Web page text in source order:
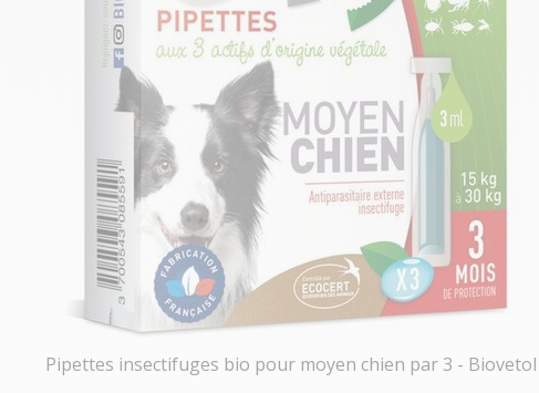
Pipettes insectifuges bio pour moyen chien par 3 - Biovetol